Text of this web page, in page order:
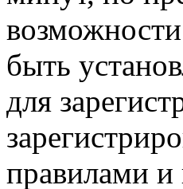
быть
для
правилами